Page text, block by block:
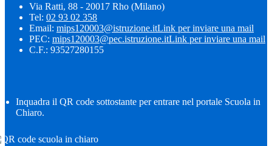
Via Ratti, 88 - 20017 Rho (Milano)
Tel: 02 93 02 358
Email: mips120003@istruzione.itLink per inviare una mail
PEC: mips120003@pec.istruzione.itLink per inviare una mail
C.F.: 93527280155
Inquadra il QR code sottostante per entrare nel portale Scuola in
Chiaro.